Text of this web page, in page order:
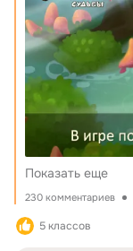
Показать еще
230 комментариев
5 классов